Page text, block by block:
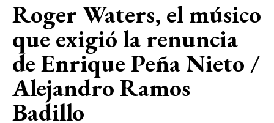
Roger Waters, el músico
que exigió la renuncia
de Enrique Peña Nieto /
Alejandro Ramos
Badillo